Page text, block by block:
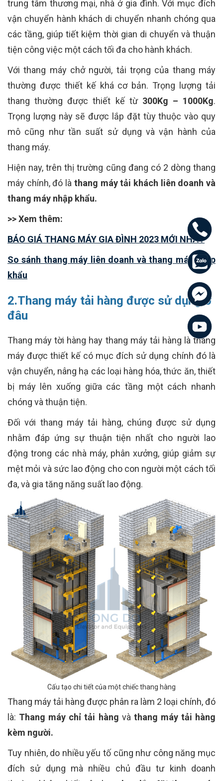
trung tâm thương mại, nhà ở gia đình. Với mục đích
vận chuyển hành khách di chuyển nhanh chóng qua
các tầng, giúp tiết kiệm thời gian di chuyển và thuận
tiện công việc một cách tối đa cho hành khách.
Với thang máy chở người, tải trọng của thang máy
thường được thiết kế khá cơ bản. Trọng lượng tải
thang thường được thiết kế từ 300Kg – 1000Kg.
Trọng lượng này sẽ được lắp đặt tùy thuộc vào quy
mô cũng như tần suất sử dụng và vận hành của
thang máy.
Hiện nay, trên thị trường cũng đang có 2 dòng thang
máy chính, đó là thang máy tải khách liên doanh và
thang máy nhập khẩu.
>> Xem thêm:
BÁO GIÁ THANG MÁY GIA ĐÌNH 2023 MỚI NHẤT
So sánh thang máy liên doanh và thang máy nhập
khẩu
2.Thang máy tải hàng được sử dụng ở
đâu
Thang máy tời hàng hay thang máy tải hàng là thang
máy được thiết kế có mục đích sử dụng chính đó là
vận chuyển, nâng hạ các loại hàng hóa, thức ăn, thiết
bị máy lên xuống giữa các tầng một cách nhanh
chóng và thuận tiện.
Đối với thang máy tải hàng, chúng được sử dụng
nhằm đáp ứng sự thuận tiện nhất cho người lao
động trong các nhà máy, phân xưởng, giúp giảm sự
mệt mỏi và sức lao động cho con người một cách tối
đa, và gia tăng năng suất lao động.
Cấu tạo chi tiết của một chiếc thang hàng
Thang máy tải hàng được phân ra làm 2 loại chính, đó
là: Thang máy chỉ tải hàng và thang máy tải hàng
kèm người.
Tuy nhiên, do nhiều yếu tố cũng như công năng mục
đích sử dụng mà nhiều chủ đầu tư kinh doanh